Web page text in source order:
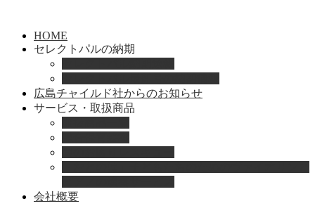
HOME
セレクトパルの納期
広島チャイルド社からのお知らせ
サービス・取扱商品
会社概要